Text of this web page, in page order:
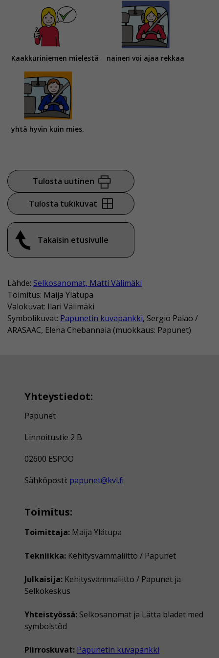
Kaakkuriniemen mielestä nainen voi ajaa rekkaa
yhtä hyvin kuin mies.
Tulosta uutinen
Tulosta tukikuvat
Takaisin etusivulle
Lähde: Selkosanomat, Matti Välimäki
Toimitus: Maija Ylätupa
Valokuvat: Ilari Välimäki
Symbolikuvat: Papunetin kuvapankki, Sergio Palao /
ARASAAC, Elena Chebannaia (muokkaus: Papunet)
Yhteystiedot:
Papunet
Linnoitustie 2 B
02600 ESPOO
Sähköposti: papunet@kvl.fi
Toimitus:
Toimittaja: Maija Ylätupa
Tekniikka: Kehitysvammaliitto / Papunet
Julkaisija: Kehitysvammaliitto / Papunet ja
Selkokeskus
Yhteistyössä: Selkosanomat ja Lätta bladet med
symbolstöd
Piirroskuvat: Papunetin kuvapankki